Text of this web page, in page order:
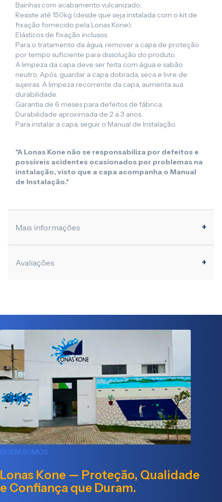
Bainhas com acabamento vulcanizado;
Resiste até 150kg (desde que seja instalada com o kit de
fixação fornecido pela Lonas Kone);
Elásticos de fixação inclusos.
Para o tratamento da água, remover a capa de proteção
por tempo suficiente para dissolução do produto.
A limpeza da capa deve ser feita com água e sabão
neutro. Após, guardar a capa dobrada, seca e livre de
sujeiras. A limpeza recorrente da capa, aumenta sua
durabilidade.
Garantia de 6 meses para defeitos de fábrica.
Durabilidade aproximada de 2 a 3 anos.
Para instalar a capa, seguir o Manual de Instalação.
*A Lonas Kone não se responsabiliza por defeitos e
possíveis acidentes ocasionados por problemas na
instalação, visto que a capa acompanha o Manual
de Instalação.*
Mais informações
Avaliações
QUEM SOMOS
Lonas Kone — Proteção, Qualidade
e Confiança que Duram.